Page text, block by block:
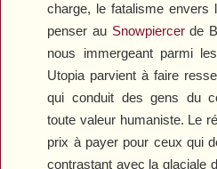
charge, le fatalisme envers
penser au Snowpiercerde
nous immergeant parmi
Utopiaparvient à faire
qui conduit des gens du
toute valeur humaniste. Le
prix à payer pour ceux qui
contrastant avec la glaciale